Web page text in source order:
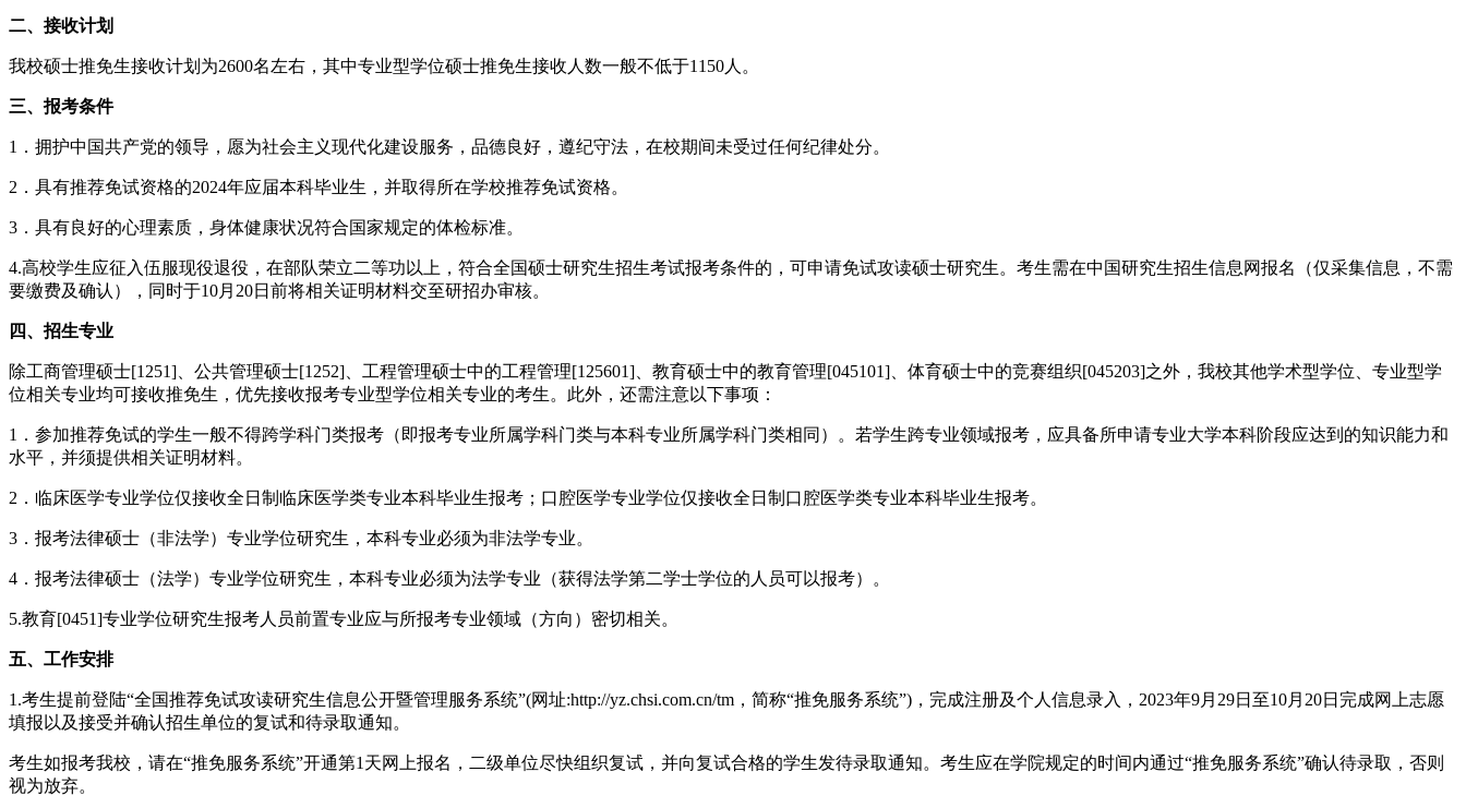
二、接收计划
我校硕士推免生接收计划为2600名左右，其中专业型学位硕士推免生接收人数一般不低于1150人。
三、报考条件
1．拥护中国共产党的领导，愿为社会主义现代化建设服务，品德良好，遵纪守法，在校期间未受过任何纪律处分。
2．具有推荐免试资格的2024年应届本科毕业生，并取得所在学校推荐免试资格。
3．具有良好的心理素质，身体健康状况符合国家规定的体检标准。
4.高校学生应征入伍服现役退役，在部队荣立二等功以上，符合全国硕士研究生招生考试报考条件的，可申请免试攻读硕士研究生。考生需在中国研究生招生信息网报名（仅采集信息，不需
要缴费及确认），同时于10月20日前将相关证明材料交至研招办审核。
四、招生专业
除工商管理硕士[1251]、公共管理硕士[1252]、工程管理硕士中的工程管理[125601]、教育硕士中的教育管理[045101]、体育硕士中的竞赛组织[045203]之外，我校其他学术型学位、专业型学
位相关专业均可接收推免生，优先接收报考专业型学位相关专业的考生。此外，还需注意以下事项：
1．参加推荐免试的学生一般不得跨学科门类报考（即报考专业所属学科门类与本科专业所属学科门类相同）。若学生跨专业领域报考，应具备所申请专业大学本科阶段应达到的知识能力和
水平，并须提供相关证明材料。
2．临床医学专业学位仅接收全日制临床医学类专业本科毕业生报考；口腔医学专业学位仅接收全日制口腔医学类专业本科毕业生报考。
3．报考法律硕士（非法学）专业学位研究生，本科专业必须为非法学专业。
4．报考法律硕士（法学）专业学位研究生，本科专业必须为法学专业（获得法学第二学士学位的人员可以报考）。
5.教育[0451]专业学位研究生报考人员前置专业应与所报考专业领域（方向）密切相关。
五、工作安排
1.考生提前登陆“全国推荐免试攻读研究生信息公开暨管理服务系统”(网址:http://yz.chsi.com.cn/tm，简称“推免服务系统”)，完成注册及个人信息录入，2023年9月29日至10月20日完成网上志愿
填报以及接受并确认招生单位的复试和待录取通知。
考生如报考我校，请在“推免服务系统”开通第1天网上报名，二级单位尽快组织复试，并向复试合格的学生发待录取通知。考生应在学院规定的时间内通过“推免服务系统”确认待录取，否则
视为放弃。